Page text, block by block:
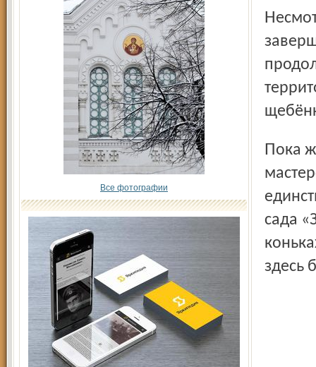
Все фотографии
Несмотря на то, что ремонт в помещении катка уже
Пока же переславцы совершенствуют своё конькобежное
сада
здесь